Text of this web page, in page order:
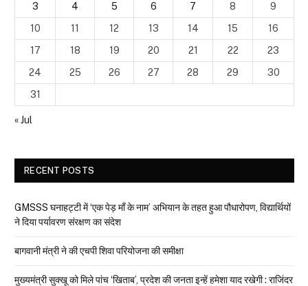
3
4 5 6 7 8
9
10
11 12 13 14 15
16
17
18 19 20 21 22
23
24
25 26 27 28 29
30
31
« Jul
RECENT POSTS
GMSSS घनाहट्टी में ‘एक पेड़ माँ के नाम’ अभियान के तहत हुआ पौधारोपण, विद्यार्थियों
ने दिया पर्यावरण संरक्षण का संदेश
बागवानी मंत्री ने की एचपी शिवा परियोजना की समीक्षा
मुख्यमंत्री सुक्खू को मिले पांच ‘खिताब’, प्रदेश की जनता इन्हें हमेशा याद रखेगी : राजिंदर